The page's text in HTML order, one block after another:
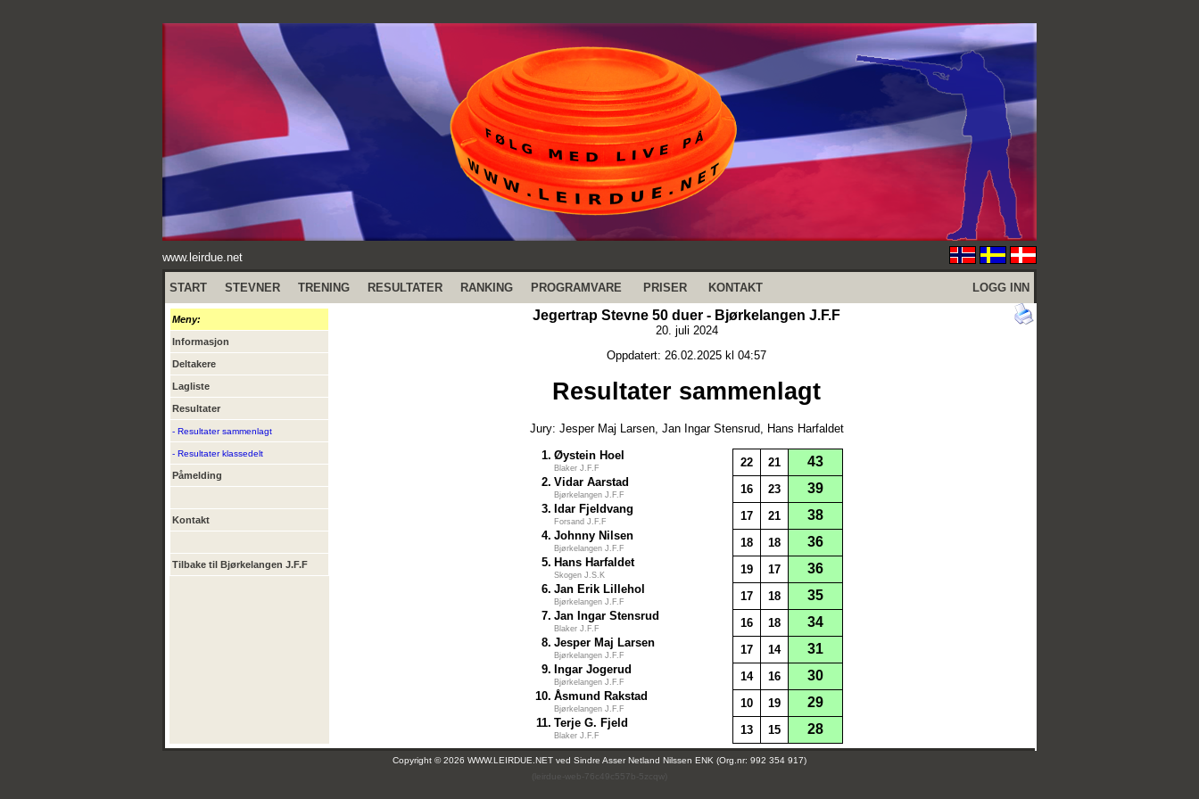
www.leirdue.net
START STEVNER TRENING RESULTATER RANKING PROGRAMVARE PRISER KONTAKT LOGG INN
Meny:
Informasjon
Deltakere
Lagliste
Resultater
- Resultater sammenlagt
- Resultater klassedelt
Påmelding
Kontakt
Tilbake til Bjørkelangen J.F.F
Jegertrap Stevne 50 duer - Bjørkelangen J.F.F
20. juli 2024
Oppdatert: 26.02.2025 kl 04:57
Resultater sammenlagt
Jury: Jesper Maj Larsen, Jan Ingar Stensrud, Hans Harfaldet
1. Øystein Hoel
Blaker J.F.F 22 21 43
2. Vidar Aarstad
Bjørkelangen J.F.F 16 23 39
3. Idar Fjeldvang
Forsand J.F.F 17 21 38
4. Johnny Nilsen
Bjørkelangen J.F.F 18 18 36
5. Hans Harfaldet
Skogen J.S.K 19 17 36
6. Jan Erik Lillehol
Bjørkelangen J.F.F 17 18 35
7. Jan Ingar Stensrud
Blaker J.F.F 16 18 34
8. Jesper Maj Larsen
Bjørkelangen J.F.F 17 14 31
9. Ingar Jogerud
Bjørkelangen J.F.F 14 16 30
10. Åsmund Rakstad
Bjørkelangen J.F.F 10 19 29
11. Terje G. Fjeld
Blaker J.F.F 13 15 28
Copyright © 2026 WWW.LEIRDUE.NET ved Sindre Asser Netland Nilssen ENK (Org.nr: 992 354 917)
(leirdue-web-76c49c557b-5zcqw)